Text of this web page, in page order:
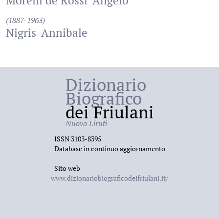
(1887-1963)
Nigris Annibale
Dizionario
Biografico
dei Friulani
Nuovo Liruti
ISSN 3103-8395
Database in continuo aggiornamento
Sito web
www.dizionariobiograficodeifriulani.it/